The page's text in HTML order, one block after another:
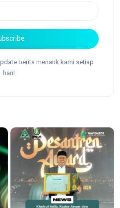
berita menarik kami setiap
hari!